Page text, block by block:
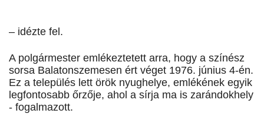
– idézte fel.
A polgármester emlékeztetett arra, hogy a színész
sorsa Balatonszemesen ért véget 1976. június 4-én.
Ez a település lett örök nyughelye, emlékének egyik
legfontosabb őrzője, ahol a sírja ma is zarándokhely
- fogalmazott.